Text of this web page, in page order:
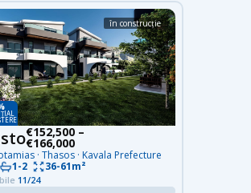
în construcție
€152,500 –
€166,000
· Thasos · Kavala Prefecture
1-2 36-61m²
11/24